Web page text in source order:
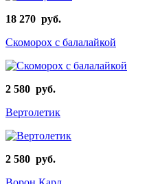
18 270 руб.
Скоморох с балалайкой
2 580 руб.
Вертолетик
2 580 руб.